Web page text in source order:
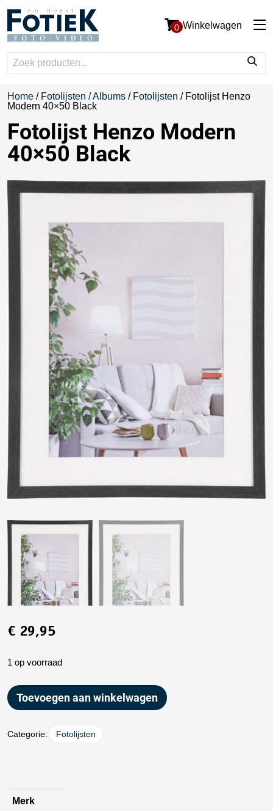
0 Winkelwagen
Home / Fotolijsten / Albums / Fotolijsten / Fotolijst Henzo
Modern 40×50 Black
Fotolijst Henzo Modern
40×50 Black
€ 29,95
1 op voorraad
Toevoegen aan winkelwagen
Categorie: Fotolijsten
Merk